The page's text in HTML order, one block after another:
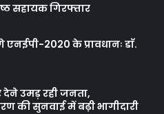
सहायक गिरफ्तार
2020 के प्रावधानः डाॅ.
उमड़ रही जनता,
की सुनवाई में बढ़ी भागीदारी